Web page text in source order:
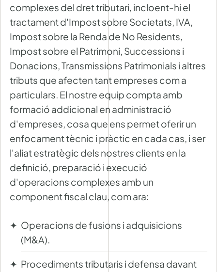
complexes del dret tributari, incloent-hi el
tractament d'Impost sobre Societats, IVA,
Impost sobre la Renda de No Residents,
Impost sobre el Patrimoni, Successions i
Donacions, Transmissions Patrimonials i altres
tributs que afecten tant empreses com a
particulars. El nostre equip compta amb
formació addicional en administració
d'empreses, cosa que ens permet oferir un
enfocament tècnic i pràctic en cada cas, i ser
l'aliat estratègic dels nostres clients en la
definició, preparació i execució
d'operacions complexes amb un
component fiscal clau, com ara:
Operacions de fusions i adquisicions
(M&A).
Procediments tributaris i defensa davant